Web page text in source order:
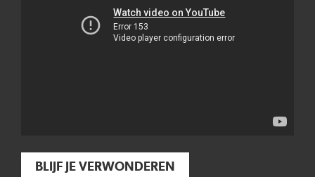
BLIJF JE VERWONDEREN